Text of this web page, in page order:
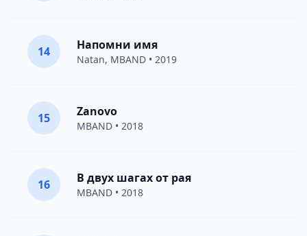
14 Напомни имя
Natan, MBAND • 2019
15 Zanovo
MBAND • 2018
16 В двух шагах от рая
MBAND • 2018